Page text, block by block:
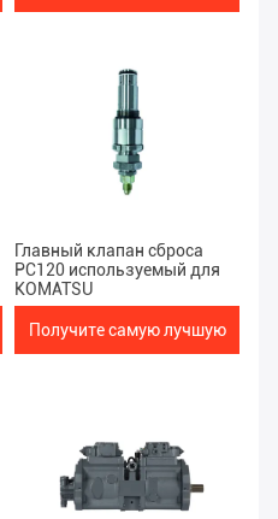
Главный клапан сброса
PC120 используемый для
KOMATSU
Получите самую лучшую